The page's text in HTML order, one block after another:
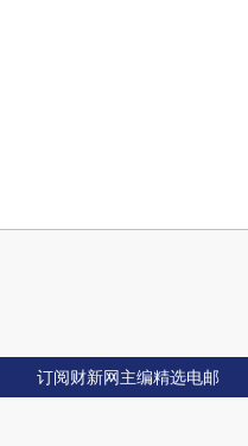
订阅财新网主编精选电邮